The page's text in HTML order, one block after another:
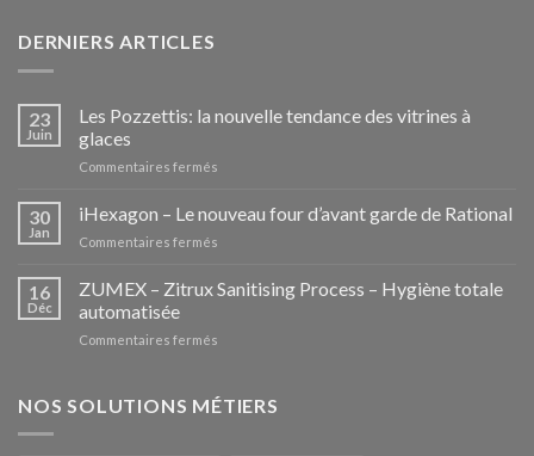
DERNIERS ARTICLES
23
Juin
Les Pozzettis: la nouvelle tendance des vitrines à
glaces
Commentaires fermés
Pozzettis:
la
des
30
Jan
iHexagon – Le nouveau four d’avant garde de Rational
Commentaires fermés
–
Le
de
16
Déc
ZUMEX – Zitrux Sanitising Process – Hygiène totale
automatisée
Commentaires fermés
Zitrux
NOS SOLUTIONS MÉTIERS